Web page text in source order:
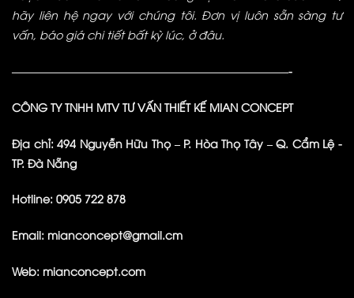
hãy liên hệ ngay với chúng tôi. Đơn vị luôn sẵn sàng tư
vấn, báo giá chi tiết bất kỳ lúc, ở đâu.
—————————————————————————-
CÔNG TY TNHH MTV TƯ VẤN THIẾT KẾ MIAN CONCEPT
Địa chỉ: 494 Nguyễn Hữu Thọ – P. Hòa Thọ Tây – Q. Cẩm Lệ -
TP. Đà Nẵng
Hotline: 0905 722 878
Email: mianconcept@gmail.cm
Web: mianconcept.com